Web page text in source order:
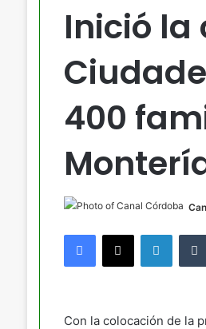
Inició la
400
Facebook
X
Con la colocación de la